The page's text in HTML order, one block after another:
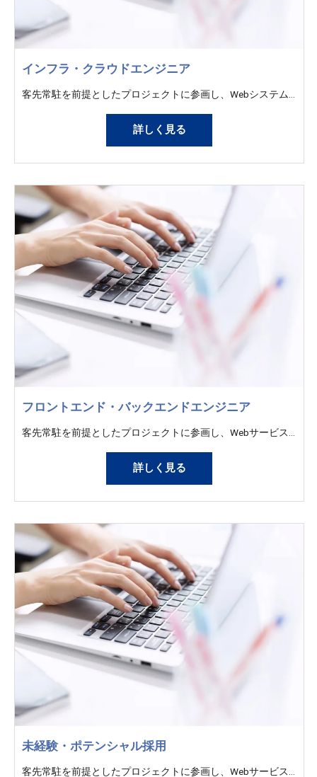
インフラ・クラウドエンジニア
詳しく見る
フロントエンド・バックエンドエンジニア
詳しく見る
未経験・ポテンシャル採用